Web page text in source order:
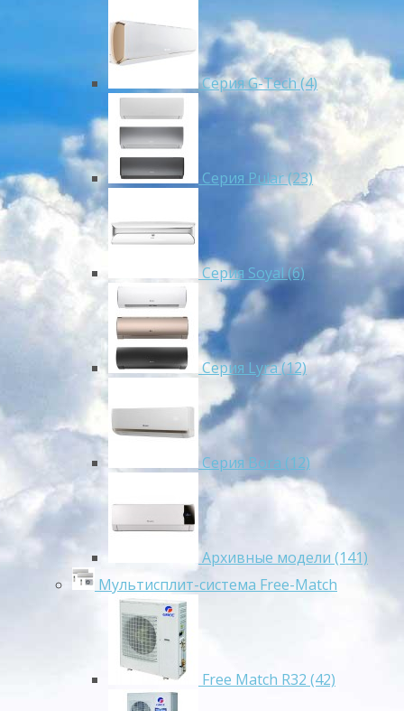
Серия G-Tech (4)
Серия Pular (23)
Cерия Soyal (6)
Серия Lyra (12)
Серия Bora (12)
Архивные модели (141)
Мультисплит-система Free-Match
Free Match R32 (42)